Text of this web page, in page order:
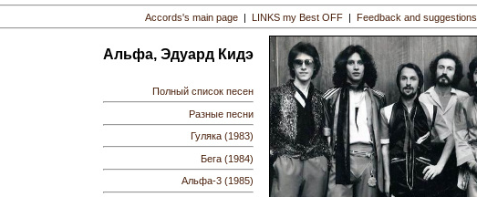
Accords's main page | LINKS my Best OFF | Feedback and suggestions
Альфа, Эдуард Кидэ
Полный список песен
Разные песни
Гуляка (1983)
Бега (1984)
Альфа-3 (1985)